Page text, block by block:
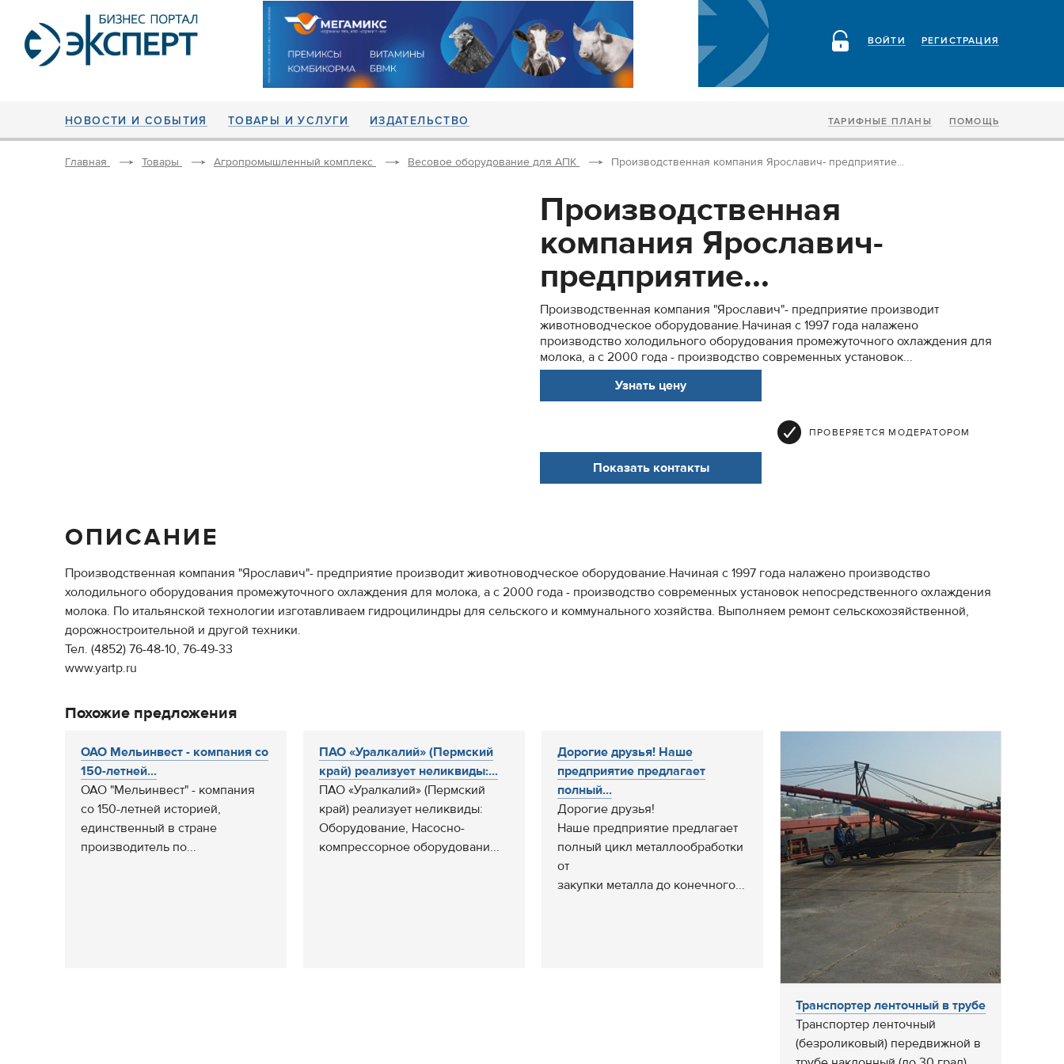
РЕГИСТРАЦИЯ
ВОЙТИ
НОВОСТИ И СОБЫТИЯ ТОВАРЫ И УСЛУГИ ИЗДАТЕЛЬСТВО ТАРИФНЫЕ ПЛАНЫ ПОМОЩЬ
Главная Товары Агропромышленный комплекс Весовое оборудование для АПК Производственная компания Ярославич- предприятие...
Производственная
компания Ярославич-
предприятие...
Производственная компания "Ярославич"- предприятие производит
животноводческое оборудование.Начиная с 1997 года налажено
производство холодильного оборудования промежуточного охлаждения для
молока, а с 2000 года - производство современных установок...
Узнать цену
ПРОВЕРЯЕТСЯ МОДЕРАТОРОМ
Показать контакты
ОПИСАНИЕ
Производственная компания "Ярославич"- предприятие производит животноводческое оборудование.Начиная с 1997 года налажено производство
холодильного оборудования промежуточного охлаждения для молока, а с 2000 года - производство современных установок непосредственного охлаждения
молока. По итальянской технологии изготавливаем гидроцилиндры для сельского и коммунального хозяйства. Выполняем ремонт сельскохозяйственной,
дорожностроительной и другой техники.
Тел. (4852) 76-48-10, 76-49-33
www.yartp.ru
Похожие предложения
ОАО Мельинвест - компания со
150-летней...
ОАО "Мельинвест" - компания
со 150-летней историей,
единственный в стране
производитель по...
ПАО «Уралкалий» (Пермский
край) реализует неликвиды:...
ПАО «Уралкалий» (Пермский
край) реализует неликвиды:
Оборудование, Насосно-
компрессорное оборудовани...
Дорогие друзья! Наше
предприятие предлагает
полный...
Дорогие друзья!
Наше предприятие предлагает
полный цикл металлообработки
от
закупки металла до конечного...
Транспортер ленточный в трубе
Транспортер ленточный
(безроликовый) передвижной в